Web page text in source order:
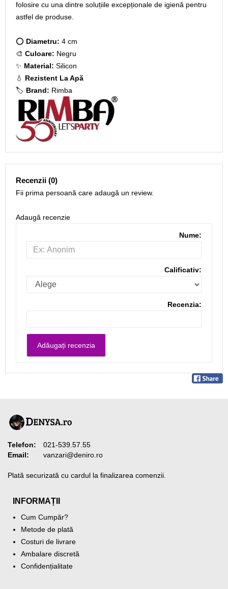
folosire cu una dintre soluțiile excepționale de igienă pentru
astfel de produse.
⭕ Diametru: 4 cm
🎨 Culoare: Negru
✨ Material: Silicon
💧 Rezistent La Apă
🏷️ Brand: Rimba
Recenzii (0)
Fii prima persoană care adaugă un review.
Adaugă recenzie
Nume:
Calificativ:
Recenzia:
Telefon:
021-539.57.55
Email:
vanzari@deniro.ro
Plată securizată cu cardul la finalizarea comenzii.
INFORMAȚII
Cum Cumpăr?
Metode de plată
Costuri de livrare
Ambalare discretă
Confidențialitate